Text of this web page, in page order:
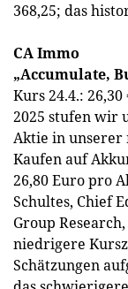
368,25; das
CA Immo
„Accumulate,
Kurs 24.4.:
2025 stufen wir
Aktie in unserer
Kaufen auf
26,80 Euro pro
Schultes, Chief
Group
niedrigere
Schätzungen